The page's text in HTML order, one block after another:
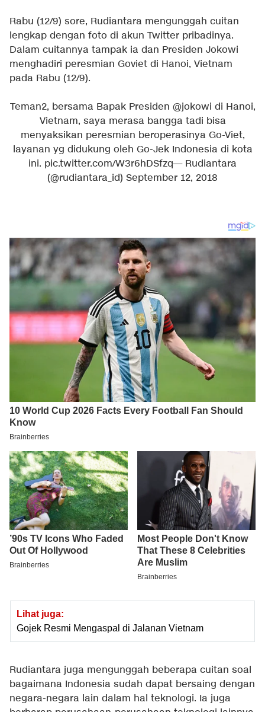
Rabu (12/9) sore, Rudiantara mengunggah cuitan
lengkap dengan foto di akun Twitter pribadinya.
Dalam cuitannya tampak ia dan Presiden Jokowi
menghadiri peresmian Goviet di Hanoi, Vietnam
pada Rabu (12/9).
Teman2, bersama Bapak Presiden @jokowi di Hanoi,
Vietnam, saya merasa bangga tadi bisa
menyaksikan peresmian beroperasinya Go-Viet,
layanan yg didukung oleh Go-Jek Indonesia di kota
ini. pic.twitter.com/W3r6hDSfzq— Rudiantara
(@rudiantara_id) September 12, 2018
Lihat juga:
Gojek Resmi Mengaspal di Jalanan Vietnam
Rudiantara juga mengunggah beberapa cuitan soal
bagaimana Indonesia sudah dapat bersaing dengan
negara-negara lain dalam hal teknologi. Ia juga